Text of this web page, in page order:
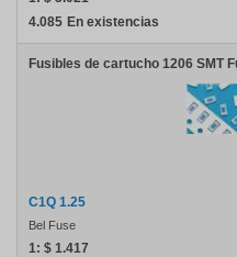
4.085 En existencias
Fusibles de cartucho 1206 SMT
C1Q 1.25
Bel Fuse
1: $ 1.417